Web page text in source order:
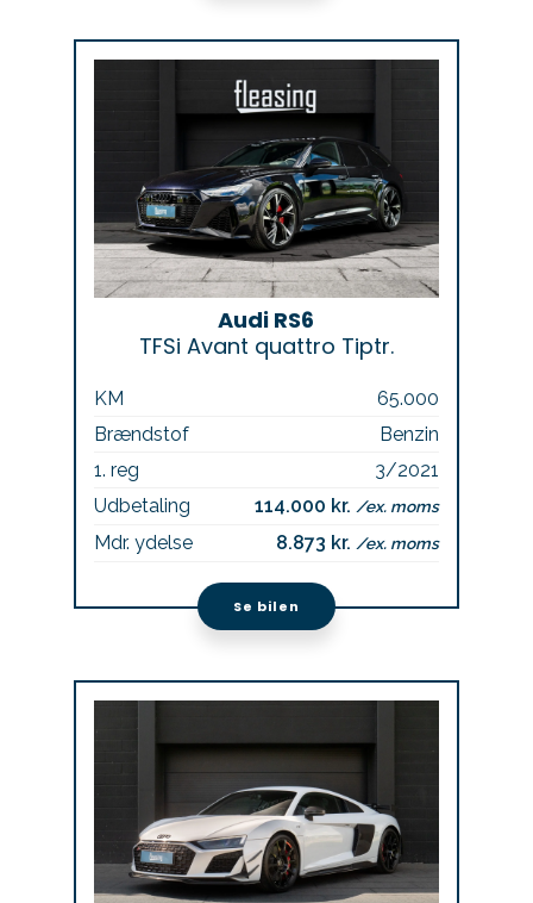
Audi RS6
TFSi Avant quattro Tiptr.
KM
65.000
Brændstof
Benzin
1. reg
3/2021
Udbetaling
114.000 kr./ex. moms
Mdr. ydelse 8.873 kr./ex. moms
Se bilen